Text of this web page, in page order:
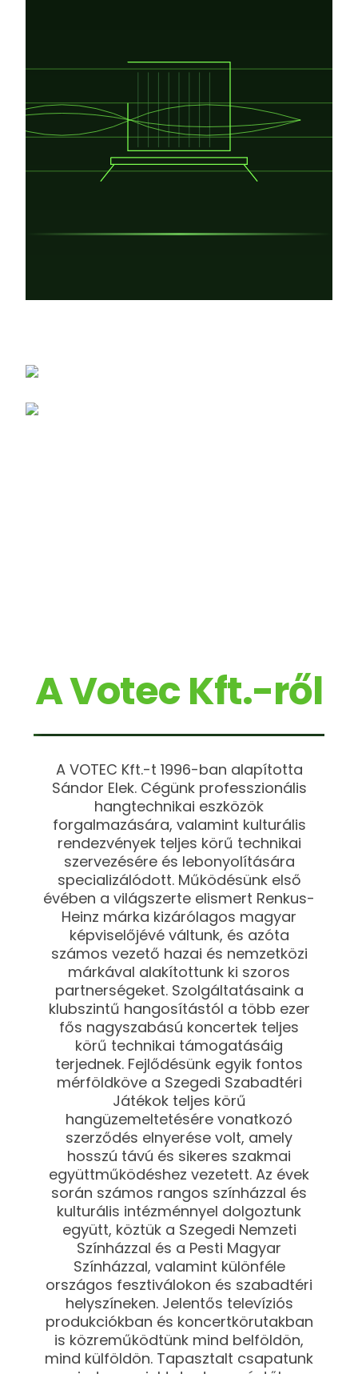
A Votec Kft.-ről
A VOTEC Kft.-t 1996-ban alapította
Sándor Elek. Cégünk professzionális
hangtechnikai eszközök
forgalmazására, valamint kulturális
rendezvények teljes körű technikai
szervezésére és lebonyolítására
specializálódott. Működésünk első
évében a világszerte elismert Renkus-
Heinz márka kizárólagos magyar
képviselőjévé váltunk, és azóta
számos vezető hazai és nemzetközi
márkával alakítottunk ki szoros
partnerségeket. Szolgáltatásaink a
klubszintű hangosítástól a több ezer
fős nagyszabású koncertek teljes
körű technikai támogatásáig
terjednek. Fejlődésünk egyik fontos
mérföldköve a Szegedi Szabadtéri
Játékok teljes körű
hangüzemeltetésére vonatkozó
szerződés elnyerése volt, amely
hosszú távú és sikeres szakmai
együttműködéshez vezetett. Az évek
során számos rangos színházzal és
kulturális intézménnyel dolgoztunk
együtt, köztük a Szegedi Nemzeti
Színházzal és a Pesti Magyar
Színházzal, valamint különféle
országos fesztiválokon és szabadtéri
helyszíneken. Jelentős televíziós
produkciókban és koncertkörutakban
is közreműködtünk mind belföldön,
mind külföldön. Tapasztalt csapatunk